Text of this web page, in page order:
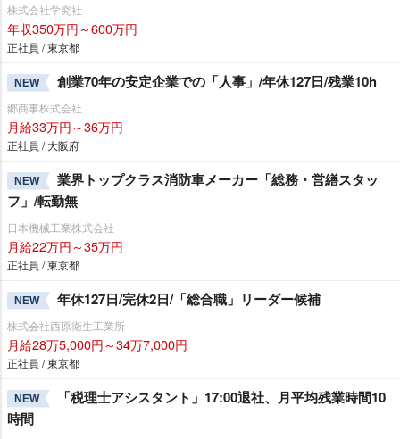
株式会社学究社
年収350万円～600万円
正社員 / 東京都
NEW 創業70年の安定企業での「人事」/年休127日/残業10h
郷商事株式会社
月給33万円～36万円
正社員 / 大阪府
NEW
業界トップクラス消防車メーカー「総務・営繕スタッ
フ」/転勤無
日本機械工業株式会社
月給22万円～35万円
正社員 / 東京都
NEW 年休127日/完休2日/「総合職」リーダー候補
株式会社西原衛生工業所
月給28万5,000円～34万7,000円
正社員 / 東京都
NEW
「税理士アシスタント」17:00退社、月平均残業時間10
時間